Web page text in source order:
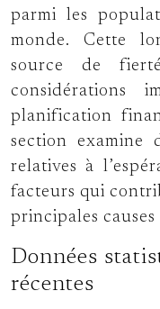
parmi les
monde. Cette
source de
considérations
planification
section examine
relatives à
facteurs qui
principales causes
Données
récentes